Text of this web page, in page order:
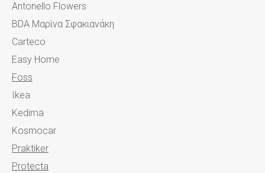
Antonello Flowers
BDA Μαρίνα Σφακιανάκη
Carteco
Easy Home
Foss
Ikea
Kedima
Kosmocar
Praktiker
Protecta